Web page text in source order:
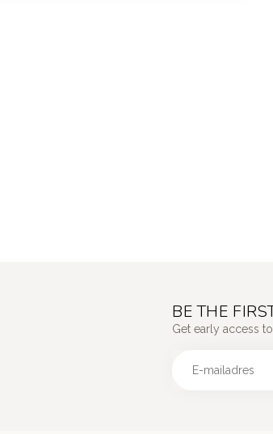
BE THE
Get early access